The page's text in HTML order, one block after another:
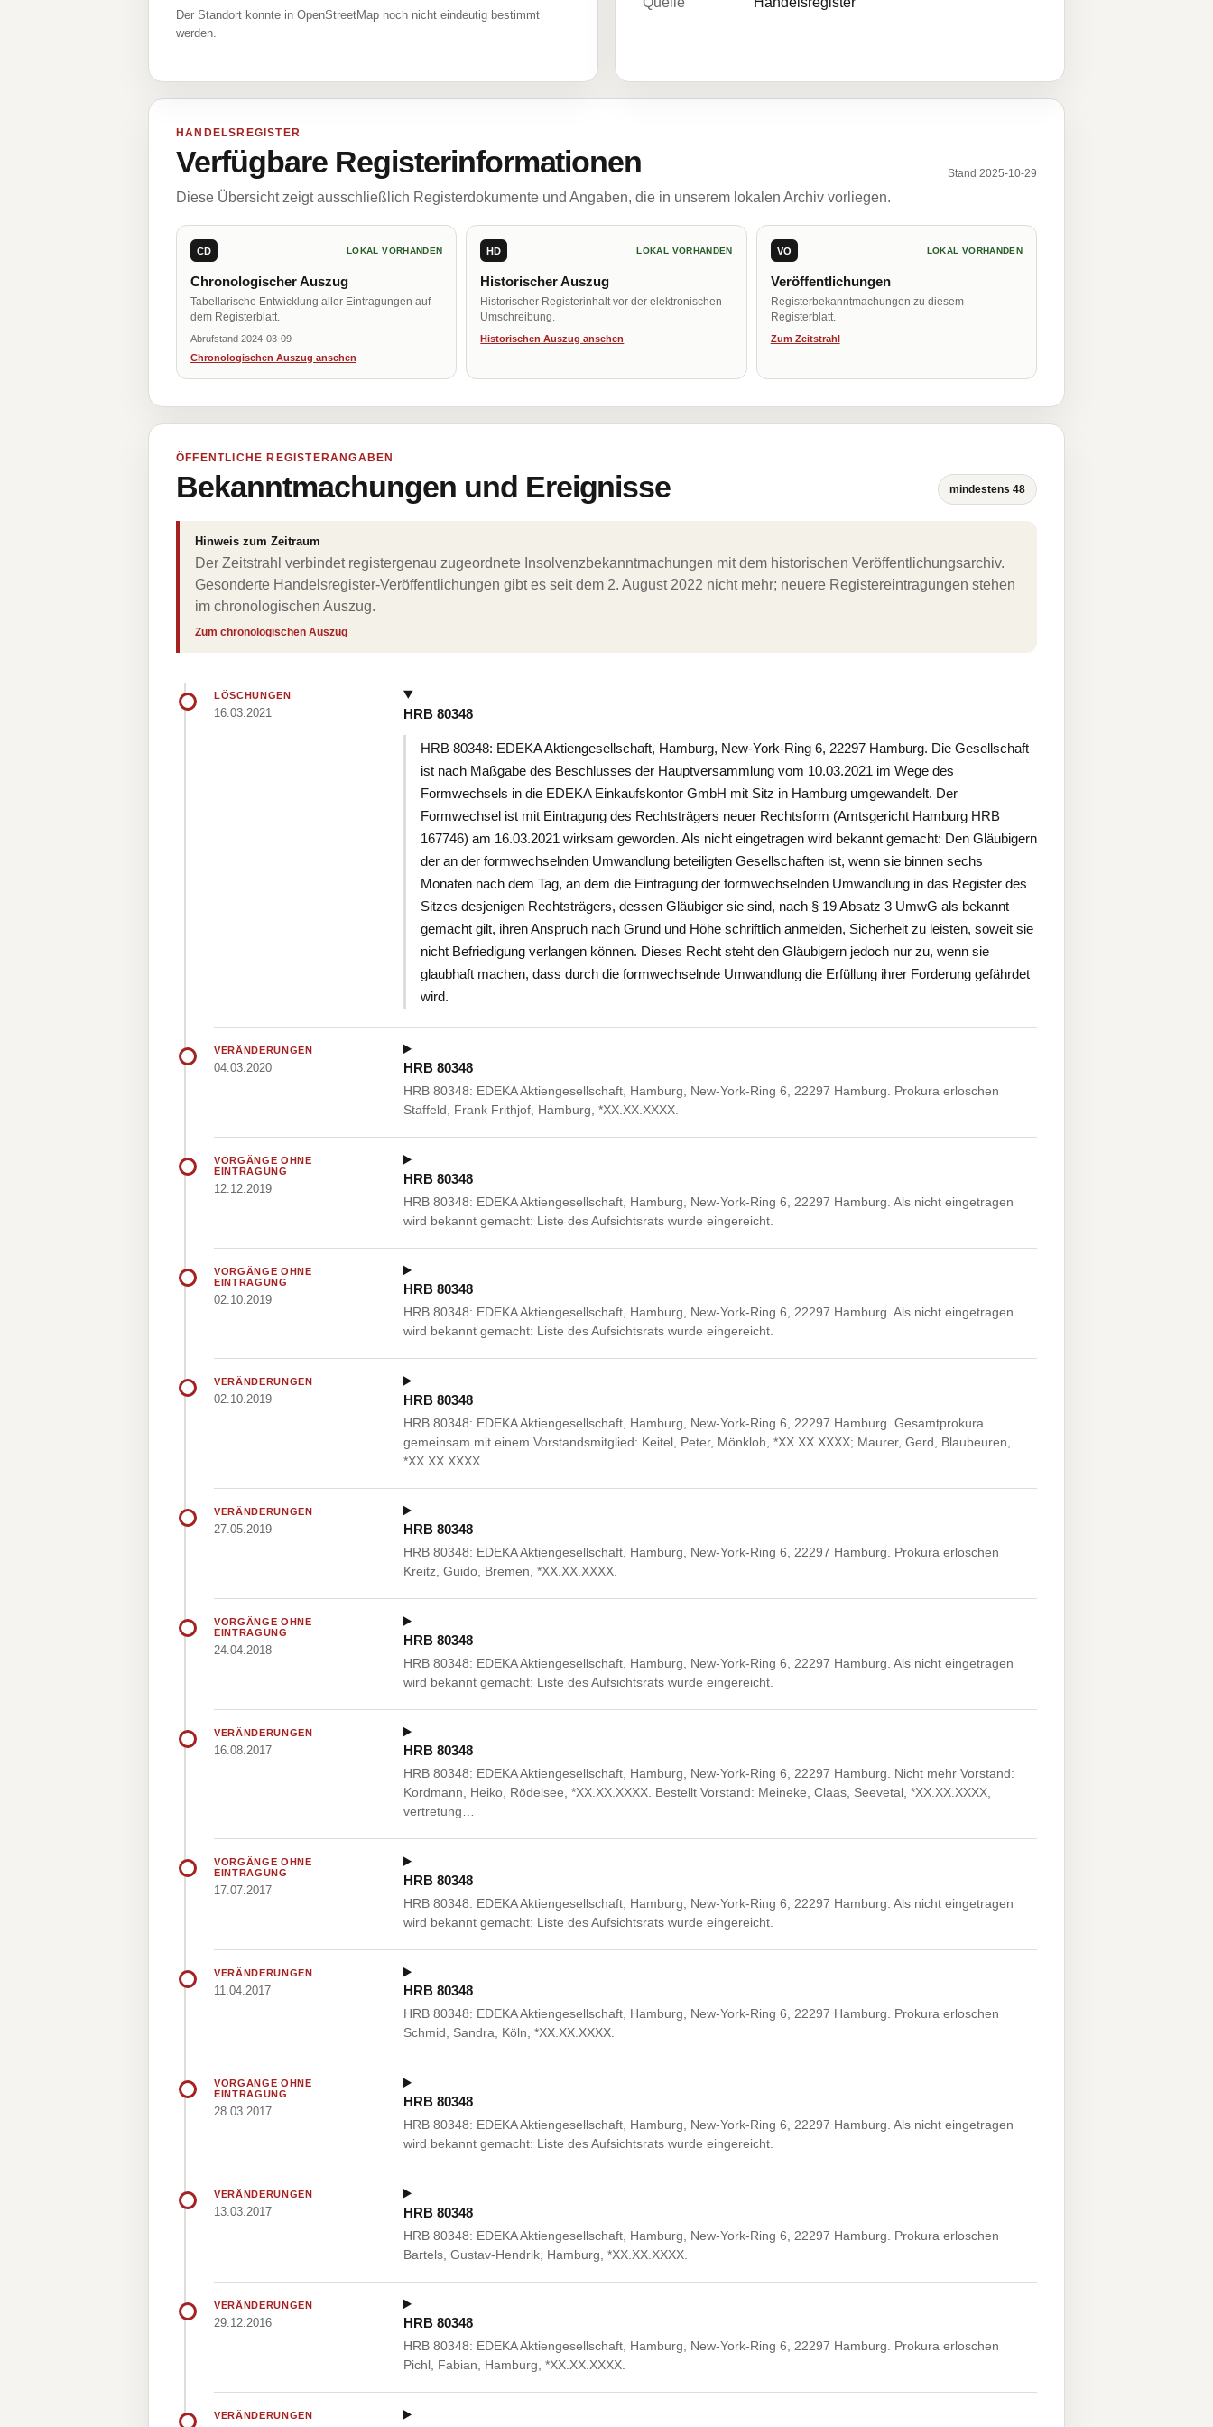
Der Standort konnte in OpenStreetMap noch nicht eindeutig bestimmt
werden.
HANDELSREGISTER
Verfügbare Registerinformationen Stand 2025-10-29
Diese Übersicht zeigt ausschließlich Registerdokumente und Angaben, die in unserem lokalen Archiv vorliegen.
CD LOKAL VORHANDEN
Chronologischer Auszug
Tabellarische Entwicklung aller Eintragungen auf
dem Registerblatt.
Abrufstand 2024-03-09
Chronologischen Auszug ansehen
HD LOKAL VORHANDEN
Historischer Auszug
Historischer Registerinhalt vor der elektronischen
Umschreibung.
Historischen Auszug ansehen
VÖ LOKAL VORHANDEN
Veröffentlichungen
Registerbekanntmachungen zu diesem
Registerblatt.
Zum Zeitstrahl
ÖFFENTLICHE REGISTERANGABEN
Bekanntmachungen und Ereignisse mindestens 48
Hinweis zum Zeitraum
Der Zeitstrahl verbindet registergenau zugeordnete Insolvenzbekanntmachungen mit dem historischen Veröffentlichungsarchiv.
Gesonderte Handelsregister-Veröffentlichungen gibt es seit dem 2. August 2022 nicht mehr; neuere Registereintragungen stehen
im chronologischen Auszug.
Zum chronologischen Auszug
LÖSCHUNGEN
16.03.2021 HRB 80348
HRB 80348: EDEKA Aktiengesellschaft, Hamburg, New-York-Ring 6, 22297 Hamburg. Die Gesellschaft
ist nach Maßgabe des Beschlusses der Hauptversammlung vom 10.03.2021 im Wege des
Formwechsels in die EDEKA Einkaufskontor GmbH mit Sitz in Hamburg umgewandelt. Der
Formwechsel ist mit Eintragung des Rechtsträgers neuer Rechtsform (Amtsgericht Hamburg HRB
167746) am 16.03.2021 wirksam geworden. Als nicht eingetragen wird bekannt gemacht: Den Gläubigern
der an der formwechselnden Umwandlung beteiligten Gesellschaften ist, wenn sie binnen sechs
Monaten nach dem Tag, an dem die Eintragung der formwechselnden Umwandlung in das Register des
Sitzes desjenigen Rechtsträgers, dessen Gläubiger sie sind, nach § 19 Absatz 3 UmwG als bekannt
gemacht gilt, ihren Anspruch nach Grund und Höhe schriftlich anmelden, Sicherheit zu leisten, soweit sie
nicht Befriedigung verlangen können. Dieses Recht steht den Gläubigern jedoch nur zu, wenn sie
glaubhaft machen, dass durch die formwechselnde Umwandlung die Erfüllung ihrer Forderung gefährdet
wird.
VERÄNDERUNGEN
04.03.2020 HRB 80348
HRB 80348: EDEKA Aktiengesellschaft, Hamburg, New-York-Ring 6, 22297 Hamburg. Prokura erloschen
Staffeld, Frank Frithjof, Hamburg, *XX.XX.XXXX.
VORGÄNGE OHNE
EINTRAGUNG
12.12.2019
HRB 80348
HRB 80348: EDEKA Aktiengesellschaft, Hamburg, New-York-Ring 6, 22297 Hamburg. Als nicht eingetragen
wird bekannt gemacht: Liste des Aufsichtsrats wurde eingereicht.
VORGÄNGE OHNE
EINTRAGUNG
02.10.2019
HRB 80348
HRB 80348: EDEKA Aktiengesellschaft, Hamburg, New-York-Ring 6, 22297 Hamburg. Als nicht eingetragen
wird bekannt gemacht: Liste des Aufsichtsrats wurde eingereicht.
VERÄNDERUNGEN
02.10.2019 HRB 80348
HRB 80348: EDEKA Aktiengesellschaft, Hamburg, New-York-Ring 6, 22297 Hamburg. Gesamtprokura
gemeinsam mit einem Vorstandsmitglied: Keitel, Peter, Mönkloh, *XX.XX.XXXX; Maurer, Gerd, Blaubeuren,
*XX.XX.XXXX.
VERÄNDERUNGEN
27.05.2019 HRB 80348
HRB 80348: EDEKA Aktiengesellschaft, Hamburg, New-York-Ring 6, 22297 Hamburg. Prokura erloschen
Kreitz, Guido, Bremen, *XX.XX.XXXX.
VORGÄNGE OHNE
EINTRAGUNG
24.04.2018
HRB 80348
HRB 80348: EDEKA Aktiengesellschaft, Hamburg, New-York-Ring 6, 22297 Hamburg. Als nicht eingetragen
wird bekannt gemacht: Liste des Aufsichtsrats wurde eingereicht.
VERÄNDERUNGEN
16.08.2017 HRB 80348
HRB 80348: EDEKA Aktiengesellschaft, Hamburg, New-York-Ring 6, 22297 Hamburg. Nicht mehr Vorstand:
Kordmann, Heiko, Rödelsee, *XX.XX.XXXX. Bestellt Vorstand: Meineke, Claas, Seevetal, *XX.XX.XXXX,
vertretung…
VORGÄNGE OHNE
EINTRAGUNG
17.07.2017
HRB 80348
HRB 80348: EDEKA Aktiengesellschaft, Hamburg, New-York-Ring 6, 22297 Hamburg. Als nicht eingetragen
wird bekannt gemacht: Liste des Aufsichtsrats wurde eingereicht.
VERÄNDERUNGEN
11.04.2017 HRB 80348
HRB 80348: EDEKA Aktiengesellschaft, Hamburg, New-York-Ring 6, 22297 Hamburg. Prokura erloschen
Schmid, Sandra, Köln, *XX.XX.XXXX.
VORGÄNGE OHNE
EINTRAGUNG
28.03.2017
HRB 80348
HRB 80348: EDEKA Aktiengesellschaft, Hamburg, New-York-Ring 6, 22297 Hamburg. Als nicht eingetragen
wird bekannt gemacht: Liste des Aufsichtsrats wurde eingereicht.
VERÄNDERUNGEN
13.03.2017 HRB 80348
HRB 80348: EDEKA Aktiengesellschaft, Hamburg, New-York-Ring 6, 22297 Hamburg. Prokura erloschen
Bartels, Gustav-Hendrik, Hamburg, *XX.XX.XXXX.
VERÄNDERUNGEN
29.12.2016 HRB 80348
HRB 80348: EDEKA Aktiengesellschaft, Hamburg, New-York-Ring 6, 22297 Hamburg. Prokura erloschen
Pichl, Fabian, Hamburg, *XX.XX.XXXX.
VERÄNDERUNGEN